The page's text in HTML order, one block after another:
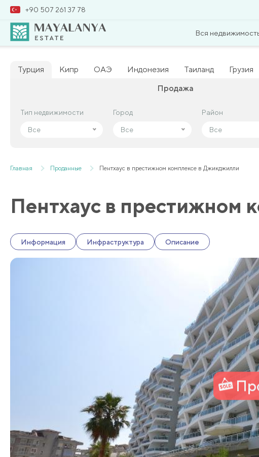
+90 507 261 37 78
Вся
Турция Кипр ОАЭ Индонезия Таиланд Грузия
Продажа
Тип недвижимости
Все
Город
Все
Район
Все
Тип недвижимости
Все
Город
Все
Район
Все
Главная Проданные Пентхаус в престижном комплексе в Джикджилли
Пентхаус в престижном
Информация Инфраструктура Описание